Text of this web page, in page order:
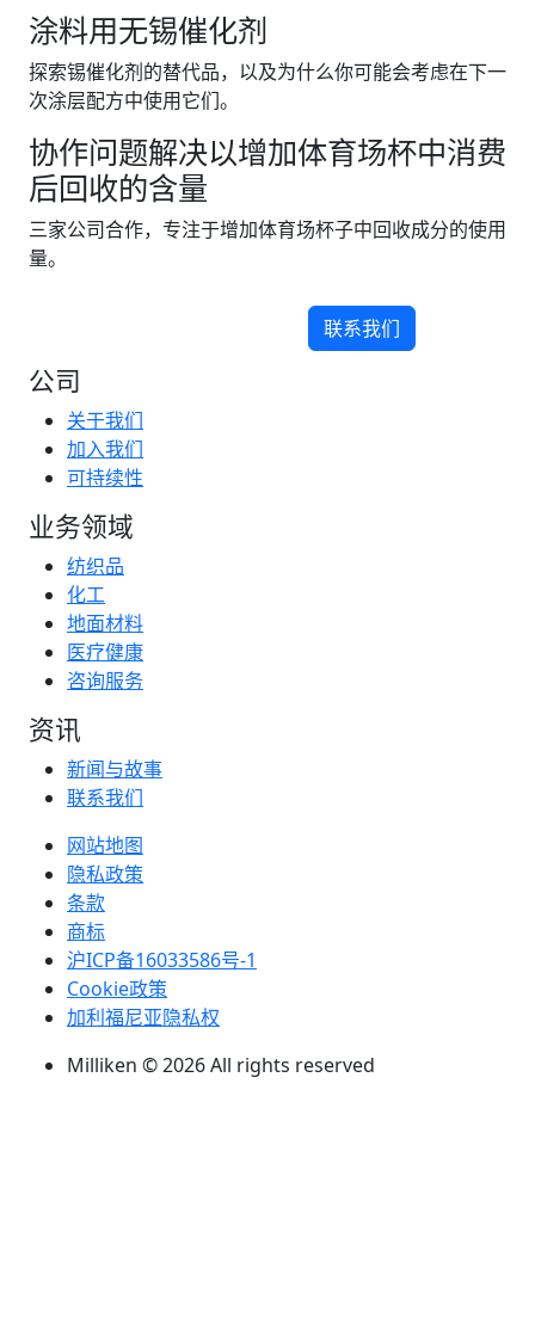
涂料用无锡催化剂
探索锡催化剂的替代品，以及为什么你可能会考虑在下一
次涂层配方中使用它们。
协作问题解决以增加体育场杯中消费
后回收的含量
三家公司合作，专注于增加体育场杯子中回收成分的使用
量。
联系我们
公司
关于我们
加入我们
可持续性
业务领域
纺织品
化工
地面材料
医疗健康
咨询服务
资讯
新闻与故事
联系我们
网站地图
隐私政策
条款
商标
沪ICP备16033586号-1
Cookie政策
加利福尼亚隐私权
Milliken © 2026 All rights reserved